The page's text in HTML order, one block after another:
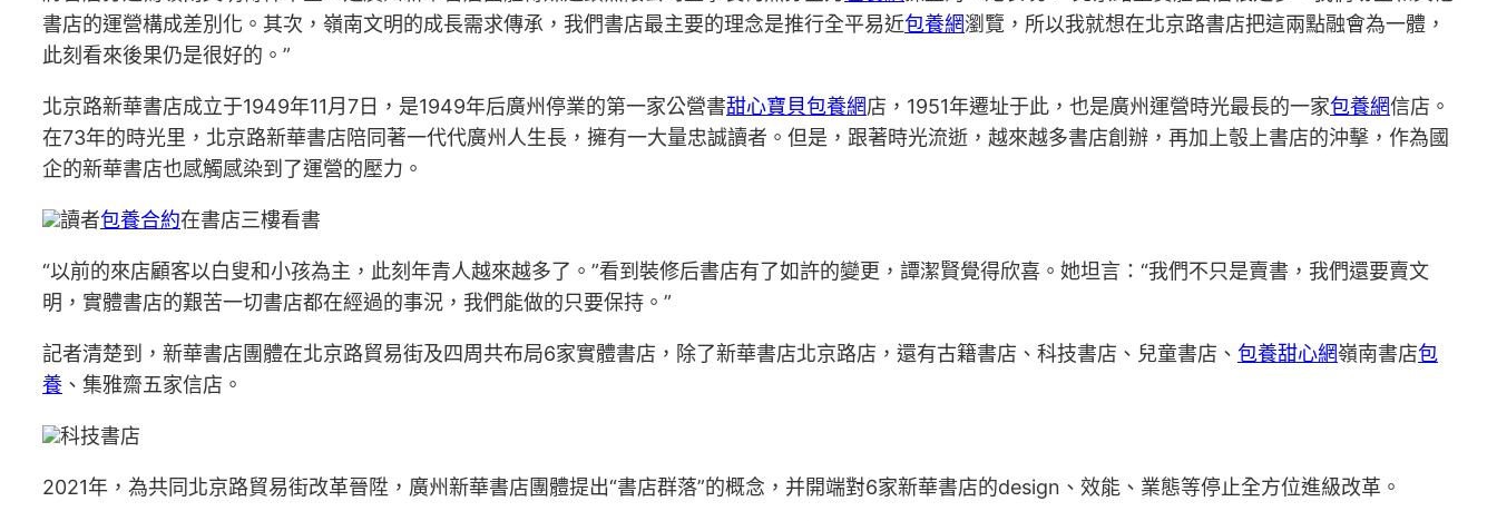
書店的運營構成差別化。其次，嶺南文明的成長需求傳承，我們書店最主要的理念是推行全平易近包養網瀏覽，所以我就想在北京路書店把這兩點融會為一體，
此刻看來後果仍是很好的。”
北京路新華書店成立于1949年11月7日，是1949年后廣州停業的第一家公營書甜心寶貝包養網店，1951年遷址于此，也是廣州運營時光最長的一家包養網信店。
在73年的時光里，北京路新華書店陪同著一代代廣州人生長，擁有一大量忠誠讀者。但是，跟著時光流逝，越來越多書店創辦，再加上彀上書店的沖擊，作為國
企的新華書店也感觸感染到了運營的壓力。
讀者包養合約在書店三樓看書
“以前的來店顧客以白叟和小孩為主，此刻年青人越來越多了。”看到裝修后書店有了如許的變更，譚潔賢覺得欣喜。她坦言：“我們不只是賣書，我們還要賣文
明，實體書店的艱苦一切書店都在經過的事況，我們能做的只要保持。”
記者清楚到，新華書店團體在北京路貿易街及四周共布局6家實體書店，除了新華書店北京路店，還有古籍書店、科技書店、兒童書店、 包養甜心網嶺南書店包
養 、集雅齋五家信店。
科技書店
2021年，為共同北京路貿易街改革晉陞，廣州新華書店團體提出“書店群落”的概念，并開端對6家新華書店的design、效能、業態等停止全方位進級改革。